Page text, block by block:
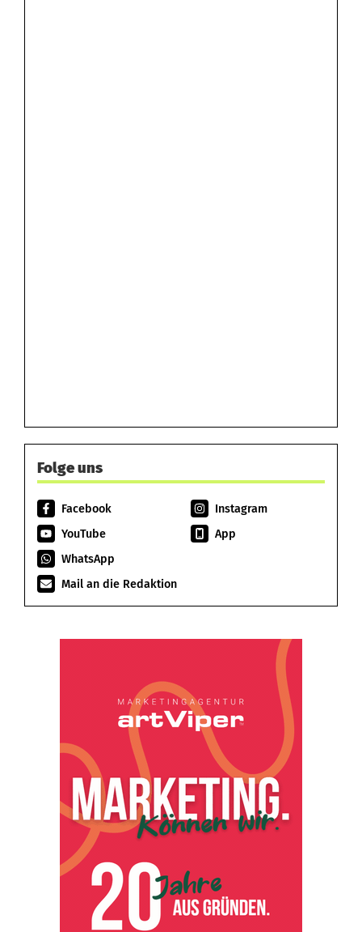
Folge uns
Facebook
Instagram
YouTube
App
WhatsApp
Mail an die Redaktion